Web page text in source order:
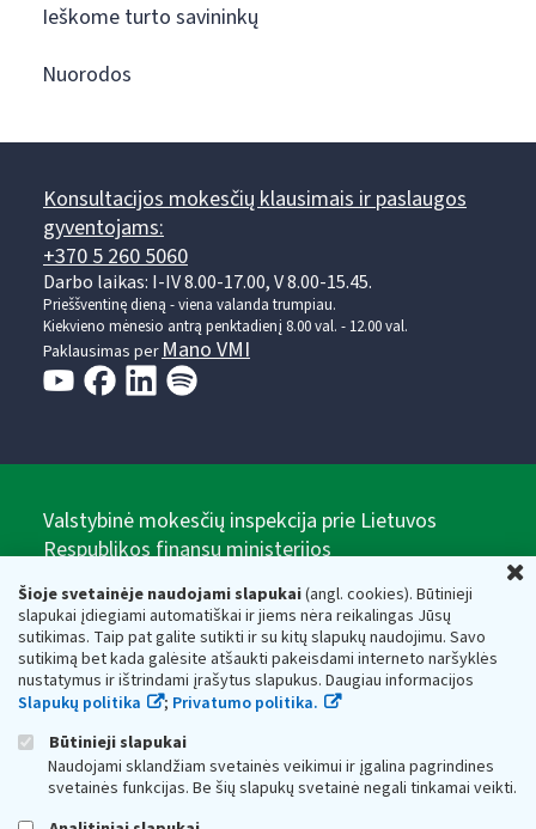
Šioje svetainėje naudojami slapukai(angl. cookies). Būtinieji
slapukai įdiegiami automatiškai ir jiems nėra reikalingas Jūsų
sutikimas. Taip pat galite sutikti ir su kitų slapukų naudojimu. Savo
sutikimą bet kada galėsite atšaukti pakeisdami interneto naršyklės
nustatymus ir ištrindami įrašytus slapukus. Daugiau informacijos
Slapukų politika
; Privatumo politika.
Būtinieji slapukai
Naudojami sklandžiam svetainės veikimui ir įgalina pagrindines
svetainės funkcijas. Be šių slapukų svetainė negali tinkamai veikti.
Ieškome turto savininkų
Nuorodos
Konsultacijos mokesčių klausimais ir paslaugos
gyventojams:
+370 5 260 5060
Darbo laikas: I-IV 8.00-17.00, V 8.00-15.45.
Prieššventinę dieną - viena valanda trumpiau.
Kiekvieno mėnesio antrą penktadienį 8.00 val. - 12.00 val.
Paklausimas per Mano VMI
Valstybinė mokesčių inspekcija prie Lietuvos
Respublikos finansų ministerijos
Biudžetinė įstaiga. Juridinio asmens kodas — 188659752,
adresas: Vasario 16-osios g. 14, 01107 Vilnius, Lietuva, el.paštas:
vmi@vmi.lt, E. pristatymo dėžutės adresas 188659752
Duomenys apie Valstybinę mokesčių inspekciją prie Lietuvos
Respublikos finansų ministerijos kaupiami ir saugomi Juridinių
asmenų registre